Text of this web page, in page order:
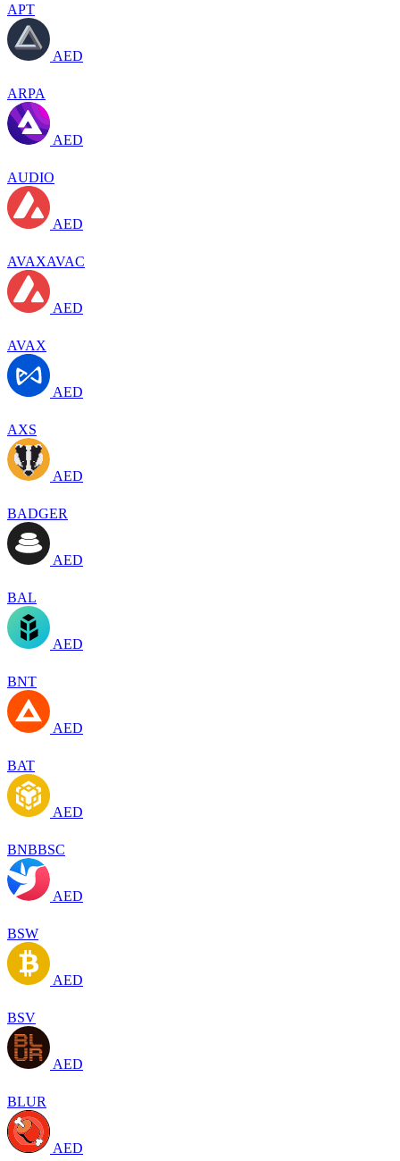
APT
AED
ARPA
AED
AUDIO
AED
AVAXAVAC
AED
AVAX
AED
AXS
AED
BADGER
AED
BAL
AED
BNT
AED
BAT
AED
BNBBSC
AED
BSW
AED
BSV
AED
BLUR
AED